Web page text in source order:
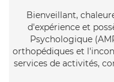
Bienveillant,
d'expérience et
Psychologique
orthopédiques et
services de activités,